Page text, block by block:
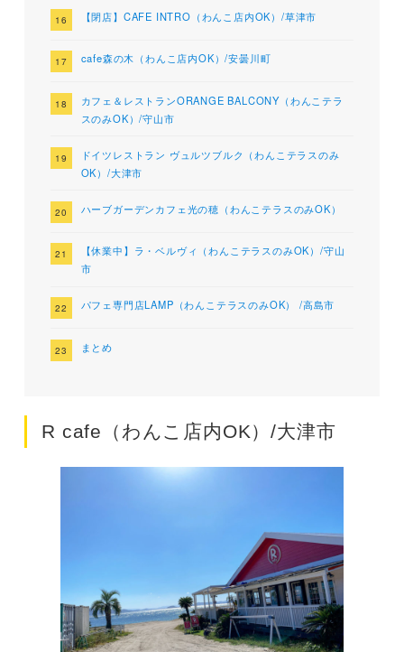
【閉店】CAFE INTRO（わんこ店内OK）/草津市
cafe森の木（わんこ店内OK）/安曇川町
カフェ＆レストランORANGE BALCONY（わんこテラ
スのみOK）/守山市
ドイツレストラン ヴュルツブルク（わんこテラスのみ
OK）/大津市
ハーブガーデンカフェ光の穂（わんこテラスのみOK）
【休業中】ラ・ベルヴィ（わんこテラスのみOK）/守山
市
パフェ専門店LAMP（わんこテラスのみOK） /高島市
まとめ
R cafe（わんこ店内OK）/大津市